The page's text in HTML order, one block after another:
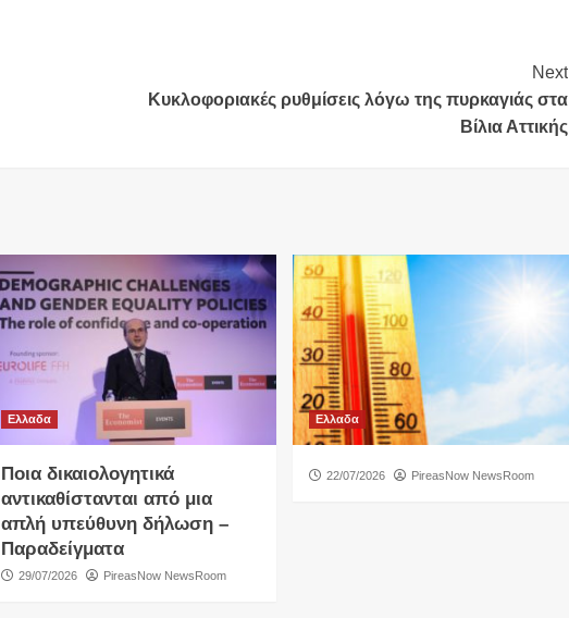
Next
Κυκλοφοριακές ρυθμίσεις λόγω της πυρκαγιάς στα
Βίλια Αττικής
Ελλαδα
Ποια δικαιολογητικά
αντικαθίστανται από μια
απλή υπεύθυνη δήλωση –
Παραδείγματα
29/07/2026 PireasNow NewsRoom
Ελλαδα
22/07/2026 PireasNow NewsRoom